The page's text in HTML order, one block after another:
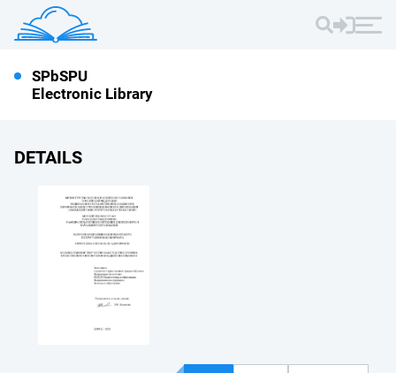
SPbSPU
Electronic Library
DETAILS